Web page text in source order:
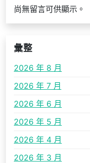
尚無留言可供顯示。
彙整
2026 年 8 月
2026 年 7 月
2026 年 6 月
2026 年 5 月
2026 年 4 月
2026 年 3 月